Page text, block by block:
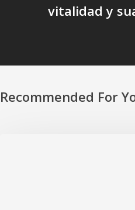
vitalidad y
Recommended For